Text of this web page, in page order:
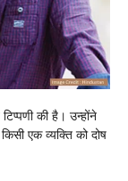
की है। उन्होंने
एक व्यक्ति को दोष